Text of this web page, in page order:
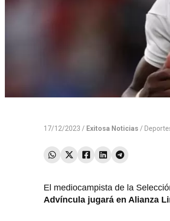
17/12/2023 / Exitosa Noticias /
El mediocampista de la
Advíncula jugará en Alianza